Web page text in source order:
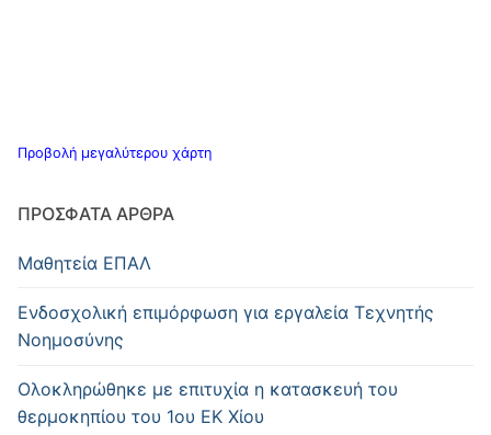
Προβολή μεγαλύτερου χάρτη
ΠΡΌΣΦΑΤΑ ΆΡΘΡΑ
Μαθητεία ΕΠΑΛ
Ενδοσχολική επιμόρφωση για εργαλεία Τεχνητής
Νοημοσύνης
Oλοκληρώθηκε με επιτυχία η κατασκευή του
θερμοκηπίου του 1ου ΕΚ Χίου